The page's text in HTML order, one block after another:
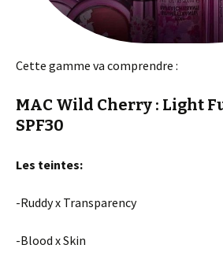
Cette gamme va comprendre :
MAC Wild Cherry : Light
SPF30
Les teintes:
-Ruddy x Transparency
-Blood x Skin